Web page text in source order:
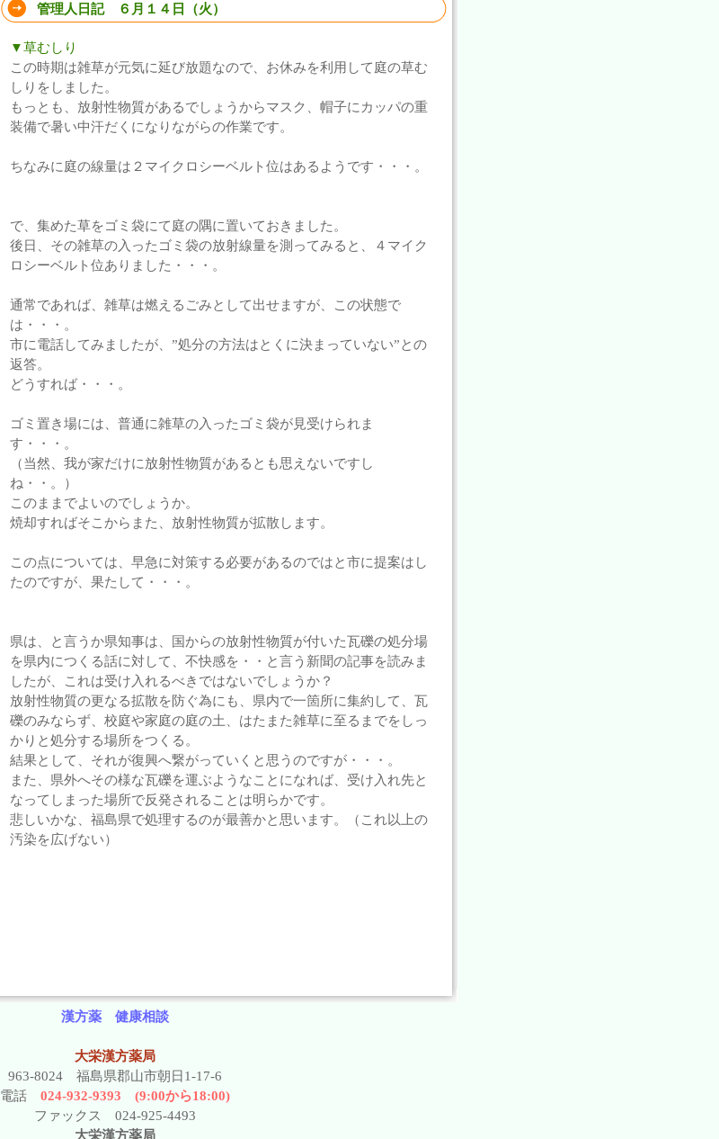
管理人日記 ６月１４日（火）
▼草むしり
この時期は雑草が元気に延び放題なので、お休みを利用して庭の草む
しりをしました。
もっとも、放射性物質があるでしょうからマスク、帽子にカッパの重
装備で暑い中汗だくになりながらの作業です。
ちなみに庭の線量は２マイクロシーベルト位はあるようです・・・。
で、集めた草をゴミ袋にて庭の隅に置いておきました。
後日、その雑草の入ったゴミ袋の放射線量を測ってみると、４マイク
ロシーベルト位ありました・・・。
通常であれば、雑草は燃えるごみとして出せますが、この状態で
は・・・。
市に電話してみましたが、”処分の方法はとくに決まっていない”との
返答。
どうすれば・・・。
ゴミ置き場には、普通に雑草の入ったゴミ袋が見受けられま
す・・・。
（当然、我が家だけに放射性物質があるとも思えないですし
ね・・。）
このままでよいのでしょうか。
焼却すればそこからまた、放射性物質が拡散します。
この点については、早急に対策する必要があるのではと市に提案はし
たのですが、果たして・・・。
県は、と言うか県知事は、国からの放射性物質が付いた瓦礫の処分場
を県内につくる話に対して、不快感を・・と言う新聞の記事を読みま
したが、これは受け入れるべきではないでしょうか？
放射性物質の更なる拡散を防ぐ為にも、県内で一箇所に集約して、瓦
礫のみならず、校庭や家庭の庭の土、はたまた雑草に至るまでをしっ
かりと処分する場所をつくる。
結果として、それが復興へ繋がっていくと思うのですが・・・。
また、県外へその様な瓦礫を運ぶようなことになれば、受け入れ先と
なってしまった場所で反発されることは明らかです。
悲しいかな、福島県で処理するのが最善かと思います。（これ以上の
汚染を広げない）
漢方薬 健康相談
大栄漢方薬局
963-8024 福島県郡山市朝日1-17-6
電話 024-932-9393 (9:00から18:00)
ファックス 024-925-4493
大栄漢方薬局